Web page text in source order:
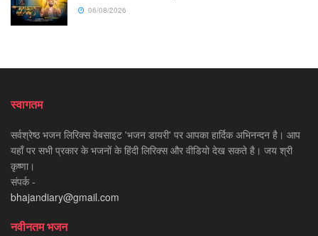
06/08/2026
स्वागतम
सर्वश्रेष्ठ भजन लिरिक्स वेबसाइट 'भजन डायरी' पर आपका हार्दिक अभिनन्दन है। आप
यहाँ पर सभी प्रकार के भजनों के हिंदी लिरिक्स और वीडियो देख सकते है। जय श्री
कृष्णा।
संपर्क -
bhajandiary@gmail.com
नवीनतम भजन